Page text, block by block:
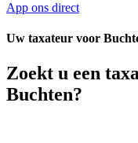
App ons direct
Uw taxateur voor
Zoekt u een
Buchten?